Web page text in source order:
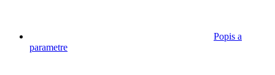
Popis a
parametre